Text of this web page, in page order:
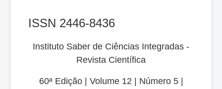
ISSN 2446-8436
Instituto Saber de Ciências Integradas -
Revista Científica
60ª Edição | Volume 12 | Número 5|